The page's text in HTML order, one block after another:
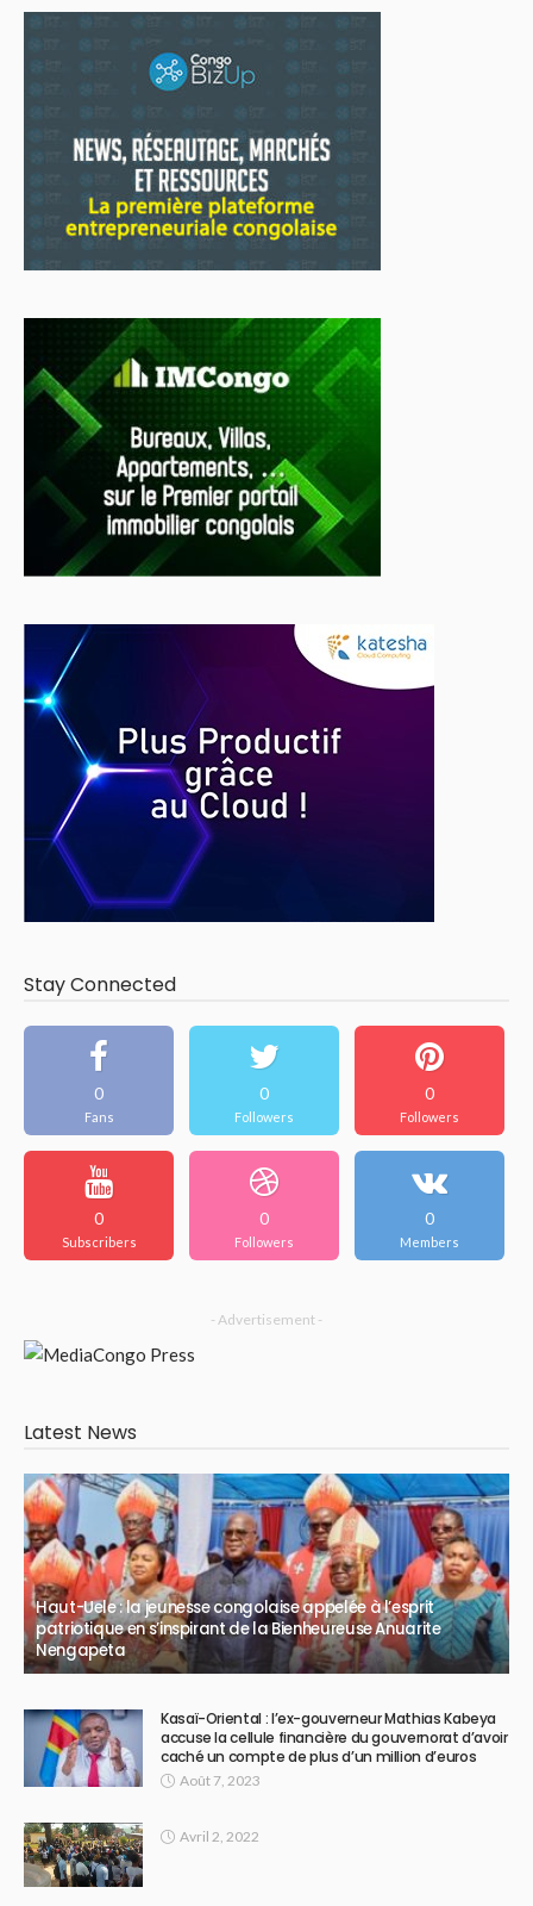
Stay Connected
0
Fans
0
Followers
0
Followers
0
Subscribers
0
Followers
0
Members
- Advertisement -
Latest News
Haut-Uele : la jeunesse congolaise appelée à l’esprit
patriotique en s’inspirant de la Bienheureuse Anuarite
Nengapeta
Kasaï-Oriental : l’ex-gouverneur Mathias Kabeya
accuse la cellule financière du gouvernorat d’avoir
caché un compte de plus d’un million d’euros
Août 7, 2023
Avril 2, 2022